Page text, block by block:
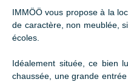
IMMÖÖ vous propose à la
de caractère, non meublée,
écoles.
Idéalement située, ce bien
chaussée, une grande